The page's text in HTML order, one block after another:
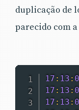
duplicação de
parecido com a
17 : 13 :
17 : 13 :
17 : 13 :